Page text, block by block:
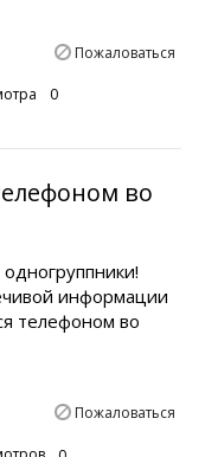
Пожаловаться
0
во
информации
телефоном во
Пожаловаться